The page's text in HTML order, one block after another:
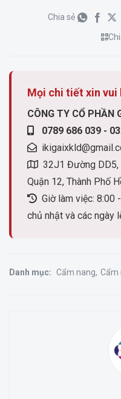
Chia sẻ
Mọi chi tiết xin vui
CÔNG TY CỔ PHẦN
0789 686 039 -
32J1 Đường DD5,
Quận 12, Thành Phố
Giờ làm việc: 8:00
chủ nhật và các ngày
Danh mục: Cẩm nang Cẩm